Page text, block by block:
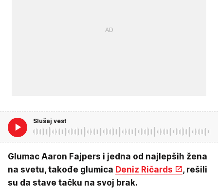
Slušaj vest
Glumac Aaron Fajpers i jedna od najlepših žena
na svetu, takođe glumica Deniz Ričards
, rešili
su da stave tačku na svoj brak.